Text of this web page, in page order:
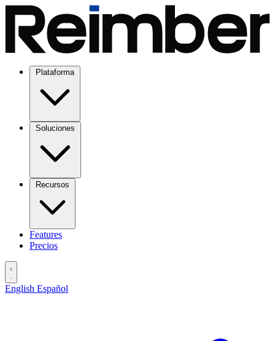
Features
Precios
English Español